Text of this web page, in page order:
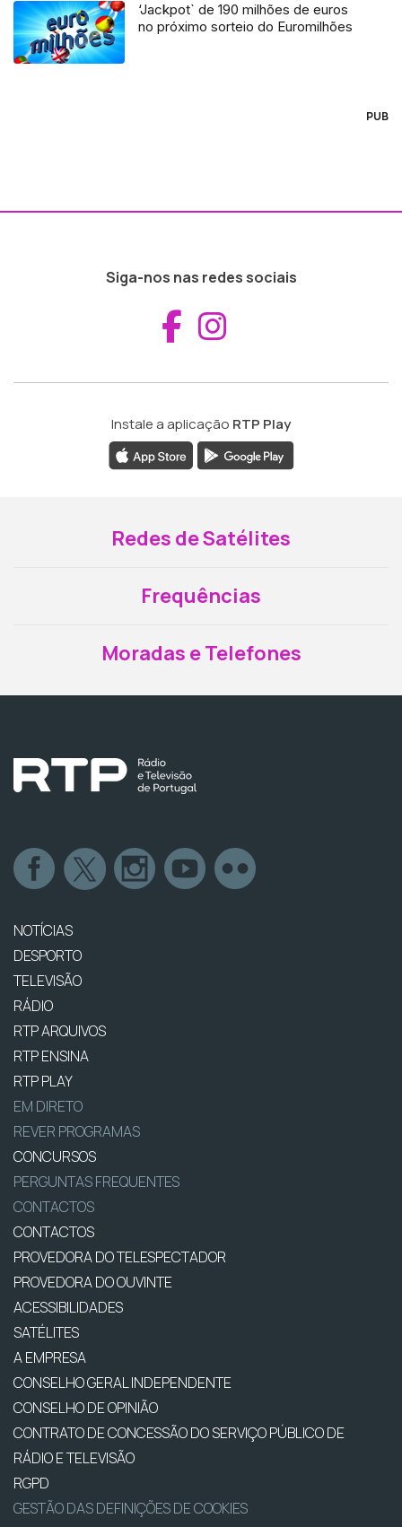
‘Jackpot` de 190 milhões de euros
no próximo sorteio do Euromilhões
PUB
Siga-nos nas redes sociais
Aceder ao
Instale a aplicação RTP Play
Redes de Satélites
Frequências
Moradas e Telefones
NOTÍCIAS
DESPORTO
TELEVISÃO
RÁDIO
RTP ARQUIVOS
RTP ENSINA
RTP PLAY
EM DIRETO
REVER PROGRAMAS
CONCURSOS
PERGUNTAS FREQUENTES
CONTACTOS
CONTACTOS
PROVEDORA DO TELESPECTADOR
PROVEDORA DO OUVINTE
ACESSIBILIDADES
SATÉLITES
A EMPRESA
CONSELHO GERAL INDEPENDENTE
CONSELHO DE OPINIÃO
CONTRATO DE CONCESSÃO DO SERVIÇO PÚBLICO DE
RÁDIO E TELEVISÃO
RGPD
GESTÃO DAS DEFINIÇÕES DE COOKIES